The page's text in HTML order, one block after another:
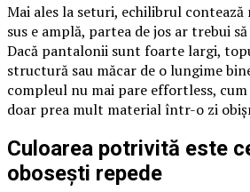
Mai ales la seturi, echilibrul contează
sus e amplă, partea de jos ar trebui
Dacă pantalonii sunt foarte largi,
structură sau măcar de o lungime
compleul nu mai pare effortless,
doar prea mult material într-o zi
Culoarea potrivită este
obosești repede